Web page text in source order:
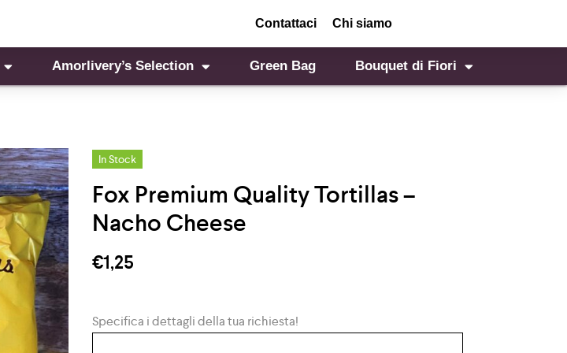
Contattaci Chi siamo
Amorlivery’s Selection Green Bag Bouquet di Fiori
In Stock
Fox Premium Quality Tortillas –
Nacho Cheese
€1,25
Specifica i dettagli della tua richiesta!